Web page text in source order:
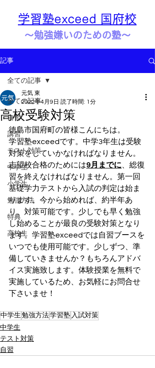
学習塾exceed 国府校
​​～勉強嫌いのための塾～
記事
全ての記事
自習
講習
テスト対策
中学生
小学生
勉強方法
特典
高校生
全ての記事
高校受験対策
元気 東
2022年4月9日 読了時間: 1分
徳島市国府町の皆様こんにちは。
学習塾exceedです。中学3年生は受験
対策をしていかなければなりません。
志望校合格のためには9月までに 、総復
習を終えなければなりません。第一回
基礎学力テストから入試の判定は始ま
ります。今から始めれば、約半年あ
り、対策可能です。少しでも早く勉強
し始めることが最良の受験対策となり
ます。学習塾exceedでは自習ブースを
いつでも使用可能です。少しずつ、準
備していきませんか？もちろんアドバ
イス実施致します。体験授業を無料で
実施しているため、お気軽にお問合せ
下さいませ！
中学生 勉強方法学習塾 入試対策
中学生
テスト対策
自習